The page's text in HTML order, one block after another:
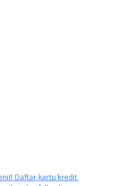
Daftar kartu kredit